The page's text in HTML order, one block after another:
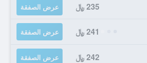
235 ﷼ عرض الصفقة
241 ﷼ عرض الصفقة
242 ﷼ عرض الصفقة